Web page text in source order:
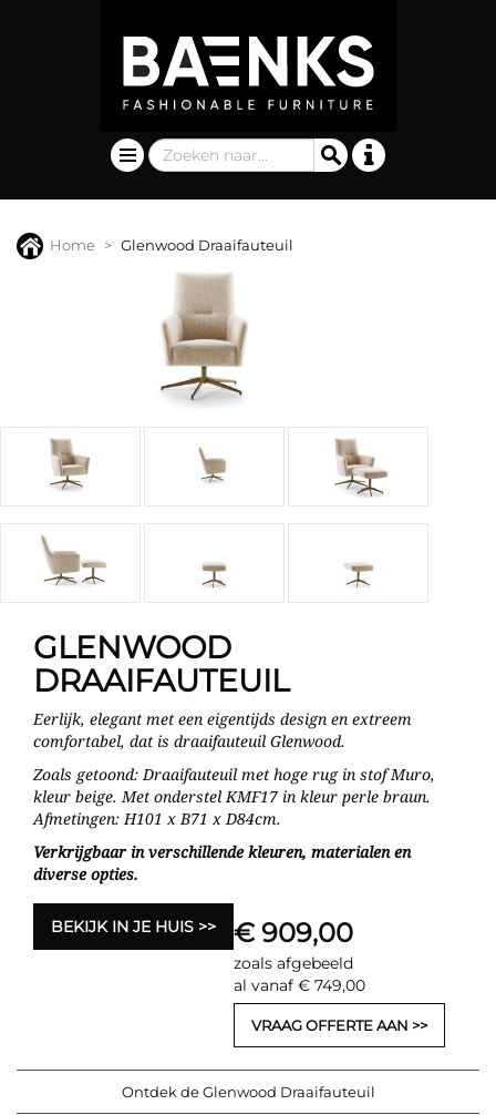
Home Glenwood Draaifauteuil
GLENWOOD
DRAAIFAUTEUIL
Eerlijk, elegant met een eigentijds design en extreem
comfortabel, dat is draaifauteuil Glenwood.
Zoals getoond: Draaifauteuil met hoge rug in stof Muro,
kleur beige. Met onderstel KMF17 in kleur perle braun.
Afmetingen: H101 x B71 x D84cm.
Verkrijgbaar in verschillende kleuren, materialen en
diverse opties.
BEKIJK IN JE HUIS € 909,00
zoals afgebeeld
al vanaf € 749,00
VRAAG OFFERTE AAN
Ontdek de Glenwood Draaifauteuil